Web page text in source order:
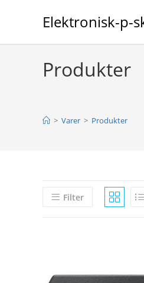
Elektronisk-p-
Produkter
> Varer > Produkter
Filter